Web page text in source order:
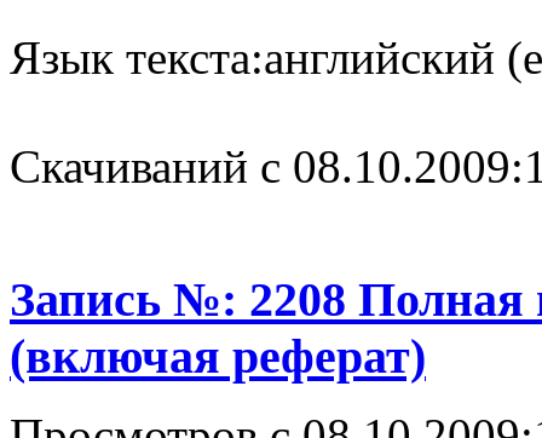
Язык текста:английский
Cкачиваний с 08.10.2009:
Запись №: 2208 Полная
(включая реферат)